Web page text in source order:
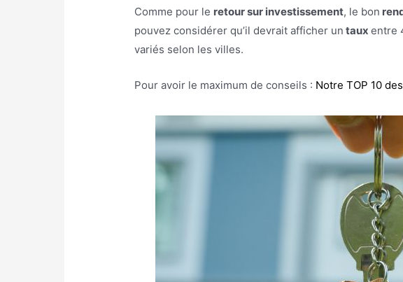
Comme pour le retour sur investissement, le bon
pouvez considérer qu’il devrait afficher un tauxentre
variés selon les villes.
Pour avoir le maximum de conseils : Notre TOP 10